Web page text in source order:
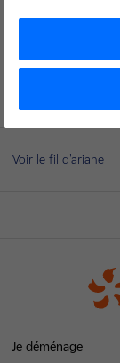
+33 (1) 40
service-de-
Voir le fil d'ariane
Je déménage